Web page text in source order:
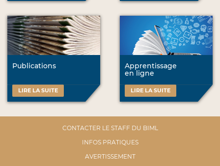
Publications
LIRE LA SUITE
Apprentissage
en ligne
LIRE LA SUITE
CONTACTER LE STAFF DU BIML
INFOS PRATIQUES
AVERTISSEMENT